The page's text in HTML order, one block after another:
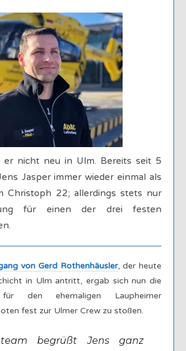
er nicht neu in Ulm. Bereits seit 5
Jasper immer wieder einmal als
Christoph 22; allerdings stets nur
für einen der drei festen
von Gerd Rothenhäusler, der heute
in Ulm antritt, ergab sich nun die
den ehemaligen Laupheimer
fest zur Ulmer Crew zu stoßen.
begrüßt Jens ganz